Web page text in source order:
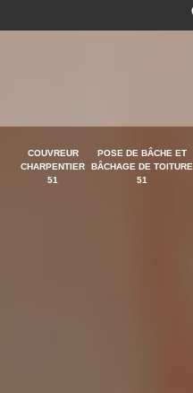
COUVREUR
CHARPENTIER
51
POSE DE BÂCHE ET
BÂCHAGE DE TOITURE
51